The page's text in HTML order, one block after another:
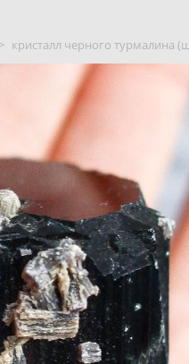
> кристалл черного турмалина